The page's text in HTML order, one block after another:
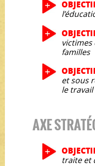
familles
et sous
le
AXE
traite et